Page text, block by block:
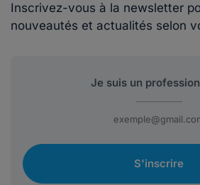
Inscrivez-vous à la newsletter
nouveautés et actualités selon
S'inscrire